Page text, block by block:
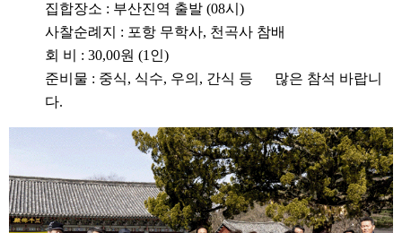
집합장소 : 부산진역 출발 (08시)
사찰순례지 : 포항 무학사, 천곡사 참배
회 비 : 30,00원 (1인)
준비물 : 중식, 식수, 우의, 간식 등 많은 참석 바랍니
다.